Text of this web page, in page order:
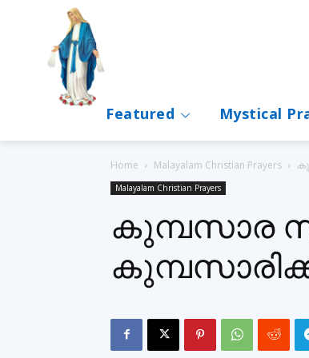
Featured Mystical
Home Malayalam Christian Prayers
Malayalam Christian Prayers
കുമ്പസാര